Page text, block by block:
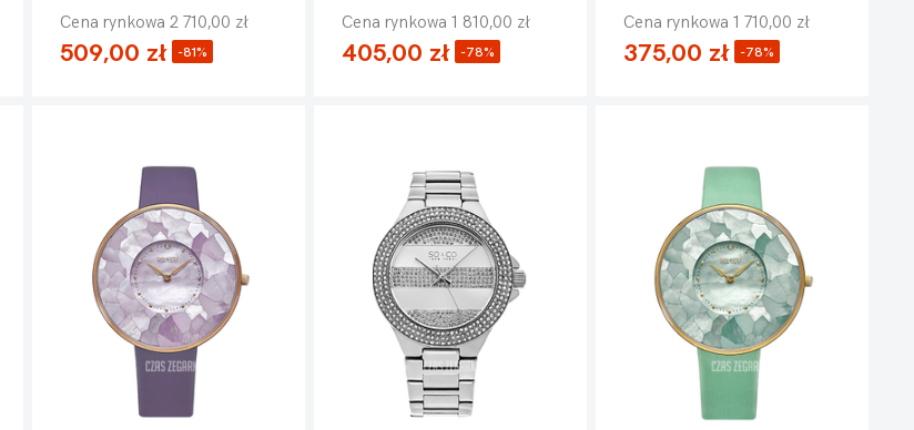
Cena rynkowa 2 710,00 zł
509,00 zł -81%
Cena rynkowa 1 810,00 zł
405,00 zł -78%
Cena rynkowa 1 710,00 zł
375,00 zł -78%